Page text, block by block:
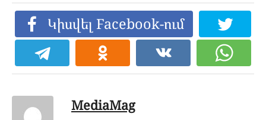
Կիսվել Facebook-ում
MediaMag